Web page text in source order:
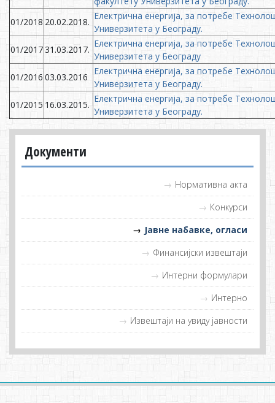
Документи
Нормативна акта
Конкурси
Јавне набавке, огласи
Финансијски извештаји
Интерни формулари
Интерно
Извештаји на увиду јавности
01/2018 20.02.2018.
Електрична енергија, за потребе
Универзитета у Београду.
01/201731.03.2017.
Eлектрична енергија, за потребе
Универзитета у Београду
01/2016 03.03.2016
Електрична енергија, за потребе
Универзитета у Београду.
01/2015 16.03.2015.
Електрична енергија, за потребе
Универзитета у Београду.